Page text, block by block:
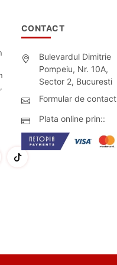
CONTACT
Bulevardul Dimitrie
Pompeiu, Nr. 10A,
Sector 2, Bucuresti
Formular de contact
Plata online prin::